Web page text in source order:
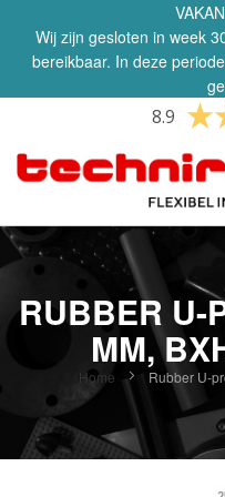
Wij zijn gesloten in week
bereikbaar. In deze
8.9
RUBBER U-
MM,
Home Rubber U-